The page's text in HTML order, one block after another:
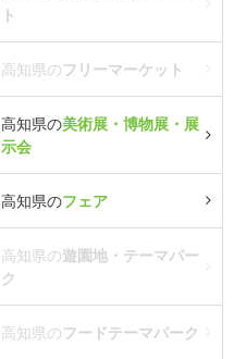
ト
高知県のフリーマーケット
高知県の美術展・博物展・展
示会
高知県のフェア
高知県の遊園地・テーマパー
ク
高知県のフードテーマパーク